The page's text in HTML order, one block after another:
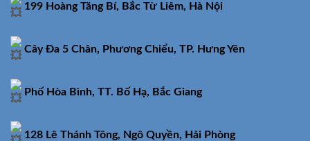
199 Hoàng Tăng Bí, Bắc Từ Liêm, Hà Nội
Cây Đa 5 Chân, Phương Chiểu, TP. Hưng Yên
Phố Hòa Bình, TT. Bố Hạ, Bắc Giang
128 Lê Thánh Tông, Ngô Quyền, Hải Phòng